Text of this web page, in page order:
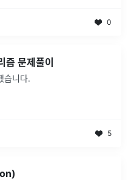
0
즘 문제풀이
습니다.
5